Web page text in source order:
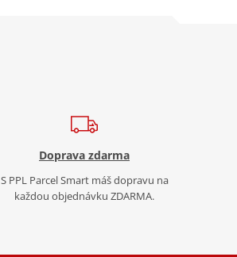
Doprava zdarma
S PPL Parcel Smart máš dopravu na
každou objednávku ZDARMA.